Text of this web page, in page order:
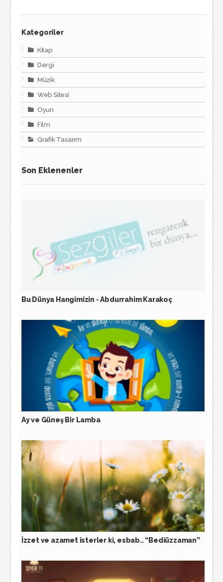
Kategoriler
Kitap
Dergi
Müzik
Web Sitesi
Oyun
Film
Grafik Tasarım
Son Eklenenler
Bu Dünya Hangimizin - Abdurrahim Karakoç
Ay ve Güneş Bir Lamba
İzzet ve azamet isterler ki, esbab.. “Bediüzzaman”